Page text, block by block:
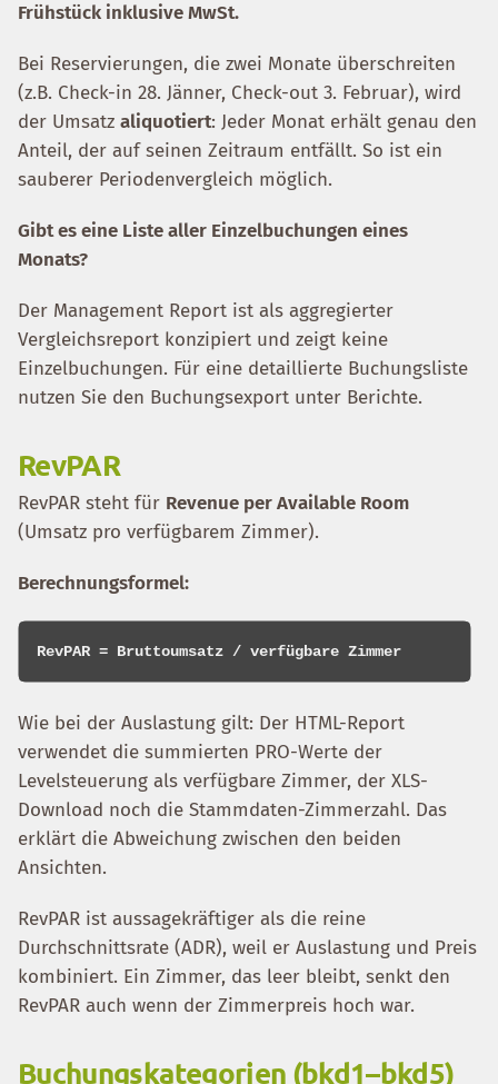
Frühstück inklusive MwSt.
Bei Reservierungen, die zwei Monate überschreiten
(z.B. Check-in 28. Jänner, Check-out 3. Februar), wird
der Umsatz aliquotiert: Jeder Monat erhält genau den
Anteil, der auf seinen Zeitraum entfällt. So ist ein
sauberer Periodenvergleich möglich.
Gibt es eine Liste aller Einzelbuchungen eines
Monats?
Der Management Report ist als aggregierter
Vergleichsreport konzipiert und zeigt keine
Einzelbuchungen. Für eine detaillierte Buchungsliste
nutzen Sie den Buchungsexport unter Berichte.
RevPAR
RevPAR steht für Revenue per Available Room
(Umsatz pro verfügbarem Zimmer).
Berechnungsformel:
Wie bei der Auslastung gilt: Der HTML-Report
verwendet die summierten PRO-Werte der
Levelsteuerung als verfügbare Zimmer, der XLS-
Download noch die Stammdaten-Zimmerzahl. Das
erklärt die Abweichung zwischen den beiden
Ansichten.
RevPAR ist aussagekräftiger als die reine
Durchschnittsrate (ADR), weil er Auslastung und Preis
kombiniert. Ein Zimmer, das leer bleibt, senkt den
RevPAR auch wenn der Zimmerpreis hoch war.
Buchungskategorien (bkd1–bkd5)